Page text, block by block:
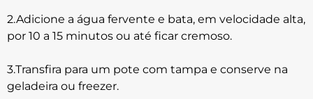
2.Adicione a água fervente e bata, em velocidade alta,
por 10 a 15 minutos ou até ficar cremoso.
3.Transfira para um pote com tampa e conserve na
geladeira ou freezer.